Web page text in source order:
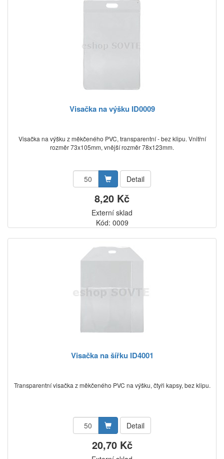
Visačka na výšku ID0009
Visačka na výšku z měkčeného PVC, transparentní - bez klipu. Vnitřní
rozměr 73x105mm, vnější rozměr 78x123mm.
Detail
8,20 Kč
Externí sklad
Kód: 0009
Visačka na šířku ID4001
Transparentní visačka z měkčeného PVC na výšku, čtyři kapsy, bez klipu.
Detail
20,70 Kč